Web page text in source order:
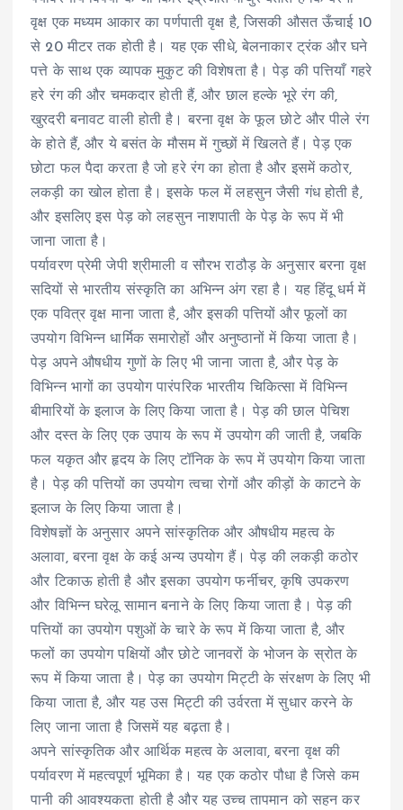
वृक्ष एक मध्यम आकार का पर्णपाती वृक्ष है, जिसकी औसत ऊँचाई 10
से 20 मीटर तक होती है। यह एक सीधे, बेलनाकार ट्रंक और घने
पत्ते के साथ एक व्यापक मुकुट की विशेषता है। पेड़ की पत्तियाँ गहरे
हरे रंग की और चमकदार होती हैं, और छाल हल्के भूरे रंग की,
खुरदरी बनावट वाली होती है। बरना वृक्ष के फूल छोटे और पीले रंग
के होते हैं, और ये बसंत के मौसम में गुच्छों में खिलते हैं। पेड़ एक
छोटा फल पैदा करता है जो हरे रंग का होता है और इसमें कठोर,
लकड़ी का खोल होता है। इसके फल में लहसुन जैसी गंध होती है,
और इसलिए इस पेड़ को लहसुन नाशपाती के पेड़ के रूप में भी
जाना जाता है।
पर्यावरण प्रेमी जेपी श्रीमाली व सौरभ राठौड़ के अनुसार बरना वृक्ष
सदियों से भारतीय संस्कृति का अभिन्न अंग रहा है। यह हिंदू धर्म में
एक पवित्र वृक्ष माना जाता है, और इसकी पत्तियों और फूलों का
उपयोग विभिन्न धार्मिक समारोहों और अनुष्ठानों में किया जाता है।
पेड़ अपने औषधीय गुणों के लिए भी जाना जाता है, और पेड़ के
विभिन्न भागों का उपयोग पारंपरिक भारतीय चिकित्सा में विभिन्न
बीमारियों के इलाज के लिए किया जाता है। पेड़ की छाल पेचिश
और दस्त के लिए एक उपाय के रूप में उपयोग की जाती है, जबकि
फल यकृत और हृदय के लिए टॉनिक के रूप में उपयोग किया जाता
है। पेड़ की पत्तियों का उपयोग त्वचा रोगों और कीड़ों के काटने के
इलाज के लिए किया जाता है।
विशेषज्ञों के अनुसार अपने सांस्कृतिक और औषधीय महत्व के
अलावा, बरना वृक्ष के कई अन्य उपयोग हैं। पेड़ की लकड़ी कठोर
और टिकाऊ होती है और इसका उपयोग फर्नीचर, कृषि उपकरण
और विभिन्न घरेलू सामान बनाने के लिए किया जाता है। पेड़ की
पत्तियों का उपयोग पशुओं के चारे के रूप में किया जाता है, और
फलों का उपयोग पक्षियों और छोटे जानवरों के भोजन के स्रोत के
रूप में किया जाता है। पेड़ का उपयोग मिट्टी के संरक्षण के लिए भी
किया जाता है, और यह उस मिट्टी की उर्वरता में सुधार करने के
लिए जाना जाता है जिसमें यह बढ़ता है।
अपने सांस्कृतिक और आर्थिक महत्व के अलावा, बरना वृक्ष की
पर्यावरण में महत्वपूर्ण भूमिका है। यह एक कठोर पौधा है जिसे कम
पानी की आवश्यकता होती है और यह उच्च तापमान को सहन कर